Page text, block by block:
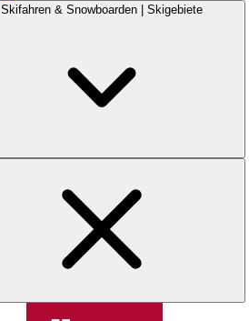
Skifahren & Snowboarden | Skigebiete